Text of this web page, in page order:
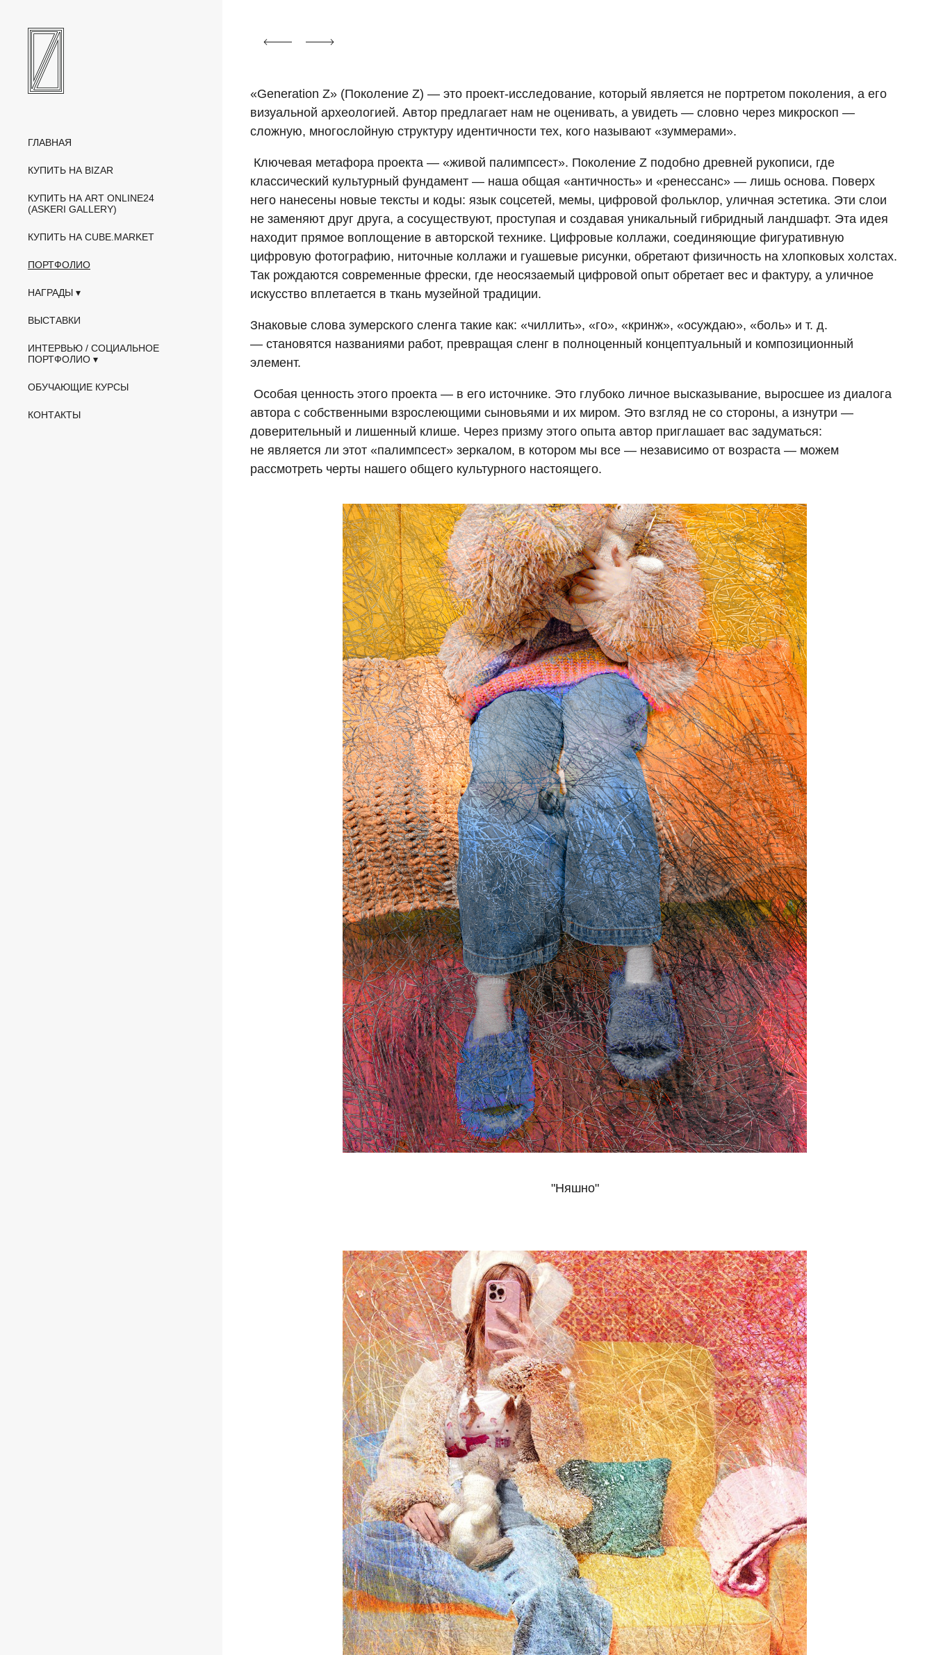
ГЛАВНАЯ
КУПИТЬ НА BIZAR
КУПИТЬ НА ART ONLINE24
(ASKERI GALLERY)
КУПИТЬ НА CUBE.MARKET
ПОРТФОЛИО
НАГРАДЫ
ВЫСТАВКИ
ИНТЕРВЬЮ / СОЦИАЛЬНОЕ
ПОРТФОЛИО
ОБУЧАЮЩИЕ КУРСЫ
КОНТАКТЫ
«Generation Z» (Поколение Z) — это проект-исследование, который является не портретом поколения, а его
визуальной археологией. Автор предлагает нам не оценивать, а увидеть — словно через микроскоп —
сложную, многослойную структуру идентичности тех, кого называют «зуммерами».
Ключевая метафора проекта — «живой палимпсест». Поколение Z подобно древней рукописи, где
классический культурный фундамент — наша общая «античность» и «ренессанс» — лишь основа. Поверх
него нанесены новые тексты и коды: язык соцсетей, мемы, цифровой фольклор, уличная эстетика. Эти слои
не заменяют друг друга, а сосуществуют, проступая и создавая уникальный гибридный ландшафт. Эта идея
находит прямое воплощение в авторской технике. Цифровые коллажи, соединяющие фигуративную
цифровую фотографию, ниточные коллажи и гуашевые рисунки, обретают физичность на хлопковых холстах.
Так рождаются современные фрески, где неосязаемый цифровой опыт обретает вес и фактуру, а уличное
искусство вплетается в ткань музейной традиции.
Знаковые слова зумерского сленга такие как: «чиллить», «го», «кринж», «осуждаю», «боль» и т. д.
— становятся названиями работ, превращая сленг в полноценный концептуальный и композиционный
элемент.
Особая ценность этого проекта — в его источнике. Это глубоко личное высказывание, выросшее из диалога
автора с собственными взрослеющими сыновьями и их миром. Это взгляд не со стороны, а изнутри —
доверительный и лишенный клише. Через призму этого опыта автор приглашает вас задуматься:
не является ли этот «палимпсест» зеркалом, в котором мы все — независимо от возраста — можем
рассмотреть черты нашего общего культурного настоящего.
"Няшно"